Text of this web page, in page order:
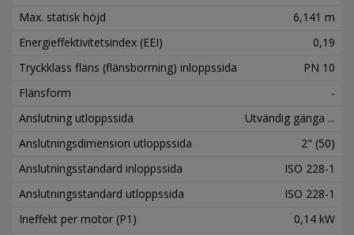
Max. statisk höjd
6,141 m
Energieffektivitetsindex (EEI)
0,19
Tryckklass fläns (flänsborrning) inloppssida
PN 10
Flänsform
-
Anslutning utloppssida
Utvändig gänga ...
Anslutningsdimension utloppssida
2" (50)
Anslutningsstandard inloppssida
ISO 228-1
Anslutningsstandard utloppssida
ISO 228-1
Ineffekt per motor (P1)
0,14 kW